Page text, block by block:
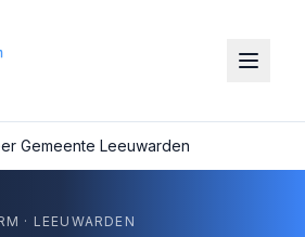
Gemeente Leeuwarden
· LEEUWARDEN